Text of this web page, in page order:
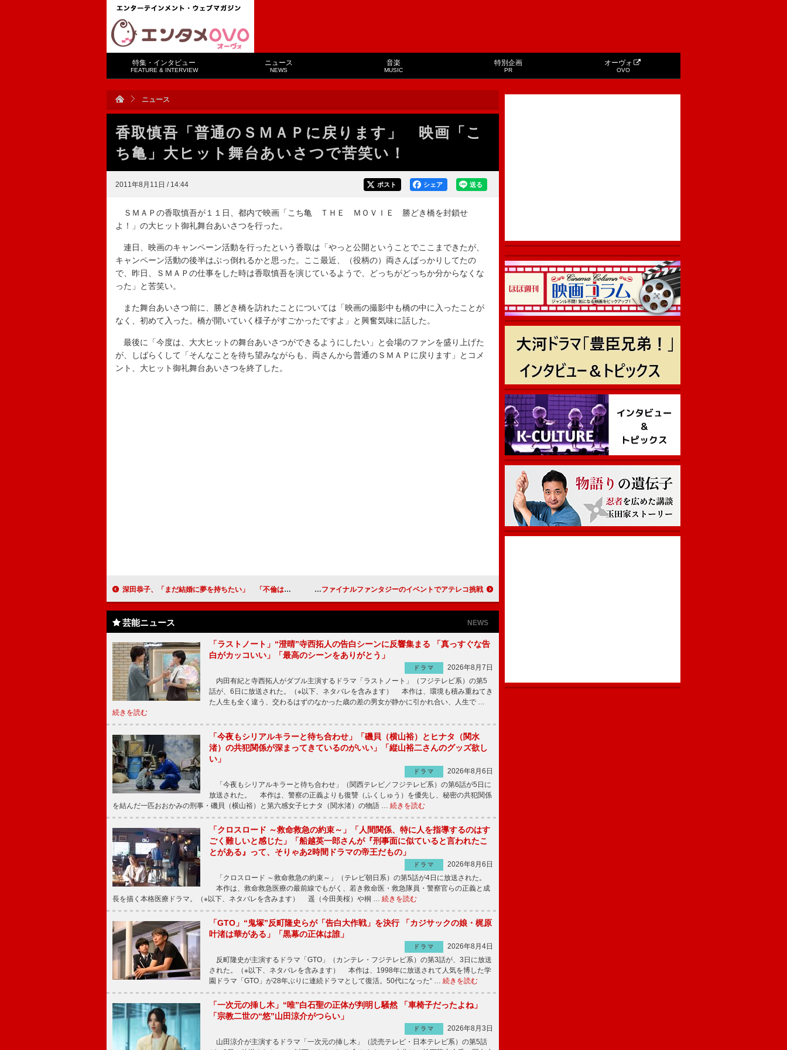
特集・インタビュー
FEATURE & INTERVIEW
ニュース
NEWS
音楽
MUSIC
特別企画
PR
オーヴォ
OVO
ニュース
香取慎吾「普通のＳＭＡＰに戻ります」 映画「こ
ち亀」大ヒット舞台あいさつで苦笑い！
2011年8月11日 / 14:44 送る
シェア
ポスト
ＳＭＡＰの香取慎吾が１１日、都内で映画「こち亀 ＴＨＥ ＭＯＶＩＥ 勝どき橋を封鎖せ
よ！」の大ヒット御礼舞台あいさつを行った。
連日、映画のキャンペーン活動を行ったという香取は「やっと公開ということでここまできたが、
キャンペーン活動の後半はぶっ倒れるかと思った。ここ最近、（役柄の）両さんばっかりしてたの
で、昨日、ＳＭＡＰの仕事をした時は香取慎吾を演じているようで、どっちがどっちか分からなくな
った」と苦笑い。
また舞台あいさつ前に、勝どき橋を訪れたことについては「映画の撮影中も橋の中に入ったことが
なく、初めて入った。橋が開いていく様子がすごかったですよ」と興奮気味に話した。
最後に「今度は、大大ヒットの舞台あいさつができるようにしたい」と会場のファンを盛り上げた
が、しばらくして「そんなことを待ち望みながらも、両さんから普通のＳＭＡＰに戻ります」とコメ
ント、大ヒット御礼舞台あいさつを終了した。
深田恭子、「まだ結婚に夢を持ちたい」 「不倫はこの映画の中だけで楽しんで」 南キャン・山ちゃん、芸人なったのはモテるから？！ ファイナルファンタジーのイベントでアテレコ挑戦
芸能ニュース NEWS
「ラストノート」“澄晴”寺西拓人の告白シーンに反響集まる 「真っすぐな告
白がカッコいい」「最高のシーンをありがとう」
ドラマ
2026年8月7日
内田有紀と寺西拓人がダブル主演するドラマ「ラストノート」（フジテレビ系）の第5
話が、6日に放送された。（※以下、ネタバレを含みます） 本作は、環境も積み重ねてき
た人生も全く違う、交わるはずのなかった歳の差の男女が静かに引かれ合い、人生で …
続きを読む
「今夜もシリアルキラーと待ち合わせ」「磯貝（横山裕）とヒナタ（関水
渚）の共犯関係が深まってきているのがいい」「縦山裕二さんのグッズ欲し
い」
ドラマ
2026年8月6日
「今夜もシリアルキラーと待ち合わせ」（関西テレビ／フジテレビ系）の第6話が5日に
放送された。 本作は、警察の正義よりも復讐（ふくしゅう）を優先し、秘密の共犯関係
を結んだ一匹おおかみの刑事・磯貝（横山裕）と第六感女子ヒナタ（関水渚）の物語 … 続きを読む
「クロスロード ～救命救急の約束～」「人間関係、特に人を指導するのはす
ごく難しいと感じた」「船越英一郎さんが『刑事面に似ていると言われたこ
とがある』って、そりゃあ2時間ドラマの帝王だもの」
ドラマ
2026年8月6日
「クロスロード ～救命救急の約束～」（テレビ朝日系）の第5話が4日に放送された。
本作は、救命救急医療の最前線でもがく、若き救命医・救急隊員・警察官らの正義と成
長を描く本格医療ドラマ。（※以下、ネタバレを含みます） 遥（今田美桜）や桐 … 続きを読む
「GTO」“鬼塚”反町隆史らが「告白大作戦」を決行 「カジサックの娘・梶原
叶渚は華がある」「黒幕の正体は誰」
ドラマ
2026年8月4日
反町隆史が主演するドラマ「GTO」（カンテレ・フジテレビ系）の第3話が、3日に放送
された。（※以下、ネタバレを含みます） 本作は、1998年に放送されて人気を博した学
園ドラマ「GTO」が28年ぶりに連続ドラマとして復活。50代になった“ … 続きを読む
「一次元の挿し木」“唯”白石聖の正体が判明し騒然 「車椅子だったよね」
「宗教二世の“悠”山田涼介がつらい」
ドラマ
2026年8月3日
山田涼介が主演するドラマ「一次元の挿し木」（読売テレビ・日本テレビ系）の第5話